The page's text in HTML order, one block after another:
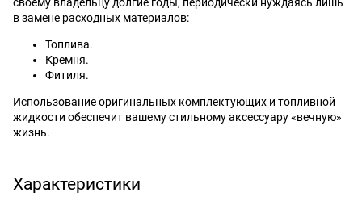
в замене расходных материалов:
Топлива.
Кремня.
Фитиля.
Использование оригинальных комплектующих и топливной
жидкости обеспечит вашему стильному аксессуару «вечную»
жизнь.
Характеристики